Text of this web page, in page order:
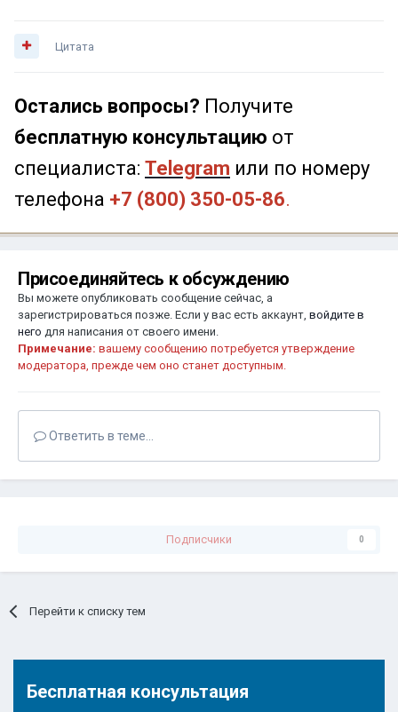
Цитата
Остались вопросы? Получите
бесплатную консультацию от
специалиста: Telegram или по номеру
телефона +7 (800) 350-05-86.
Присоединяйтесь к обсуждению
Вы можете опубликовать сообщение сейчас, а
зарегистрироваться позже. Если у вас есть аккаунт, войдите в
него для написания от своего имени.
Примечание: вашему сообщению потребуется утверждение
модератора, прежде чем оно станет доступным.
Ответить в теме...
Подписчики 0
Перейти к списку тем
Бесплатная консультация